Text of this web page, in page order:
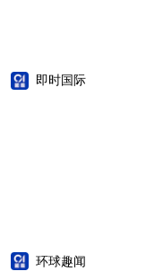
即时国际
环球趣闻